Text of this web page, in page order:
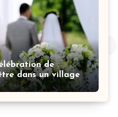
de
dans un village